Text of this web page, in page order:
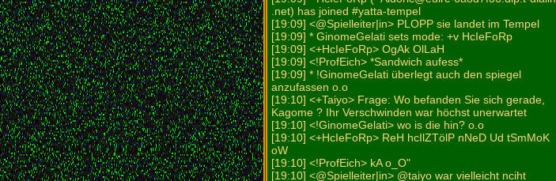
.net) has joined #yatta-tempel
[19:09] <@Spielleiter|in> PLOPP sie landet im Tempel
[19:09] * GinomeGelati sets mode: +v HcIeFoRp
[19:09] <+HcIeFoRp> OgAk OlLaH
[19:09] <!ProfEich> *Sandwich aufess*
[19:09] * !GinomeGelati überlegt auch den spiegel
anzufassen o.o
[19:10] <+Taiyo> Frage: Wo befanden Sie sich gerade,
Kagome ? Ihr Verschwinden war höchst unerwartet
[19:10] <!GinomeGelati> wo is die hin? o.o
[19:10] <+HcIeFoRp> ReH hcIlZTölP nNeD Ud tSmMoK
oW
[19:10] <!ProfEich> kA o_O"
[19:10] <@Spielleiter|in> @taiyo war vielleicht nciht